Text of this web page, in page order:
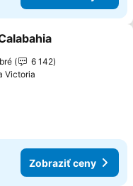
obľúbených
6 142
Victoria
Zobraziť ceny